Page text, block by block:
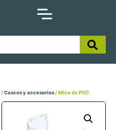
/Cascos y accesorios/ Mica de PVC